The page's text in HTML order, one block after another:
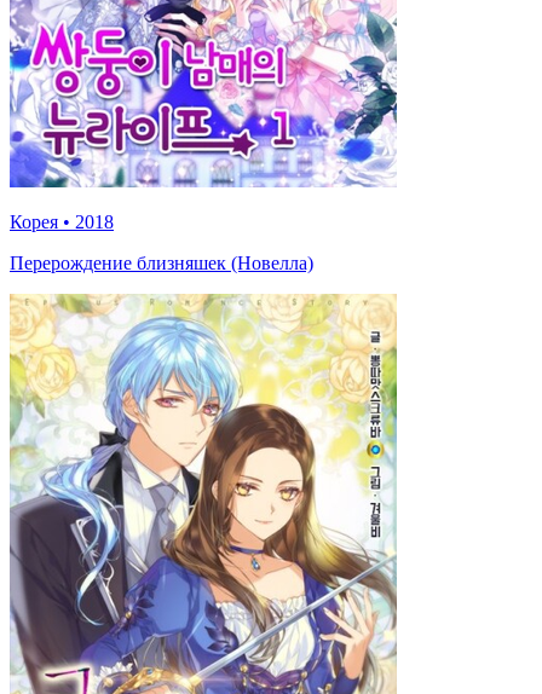
Корея • 2018
Перерождение близняшек (Новелла)